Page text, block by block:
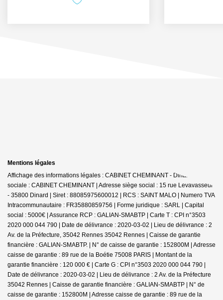
Mentions légales
Affichage des informations légales : CABINET CHEMINANT - Dinard | Raison
sociale : CABINET CHEMINANT | Adresse siège social : 15 rue Levavasseur
- 35800 Dinard | Siret : 88085975600012 | RCS : SAINT MALO | Numero TVA
Intracommunautaire : FR35880859756 | Forme juridique : SARL | Capital
social : 5000€ | Assurance RCP : GALIAN-SMABTP | Carte T : CPI n°3503
2020 000 044 790 | Date de délivrance : 2020-03-02 | Lieu de délivrance : 2
Av. de la Préfecture, 35042 Rennes 35042 Rennes | Caisse de garantie
financière : GALIAN-SMABTP. | N° de caisse de garantie : 152800M | Adresse
caisse de garantie : 89 rue de la Boétie 75008 PARIS | Montant de la
garantie financière : 120 000 € | Carte G : CPI n°3503 2020 000 044 790 |
Date de délivrance : 2020-03-02 | Lieu de délivrance : 2 Av. de la Préfecture
35042 Rennes | Caisse de garantie financière : GALIAN-SMABTP | N° de
caisse de garantie : 152800M | Adresse caisse de garantie : 89 rue de la